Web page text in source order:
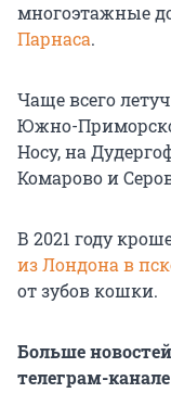
многоэтажные
Парнаса.
Чаще всего
Южно-
Носу, на
Комарово и
В 2021 году
из Лондона в
от зубов кошки.
Больше
телеграм-канале